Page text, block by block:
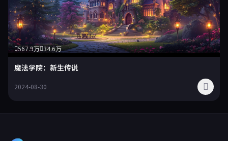
567.9万 34.6万
魔法学院：新生传说
2024-08-30